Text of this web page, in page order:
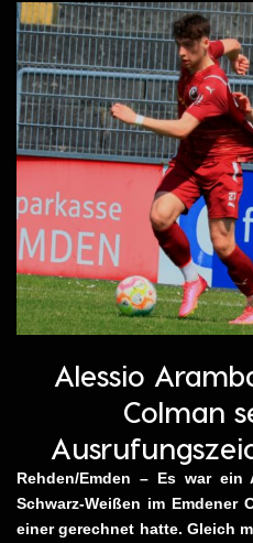
Alessio
Colman
Rehden/Emden – Es war
Schwarz-Weißen im Emdener
einer gerechnet hatte. Gleich